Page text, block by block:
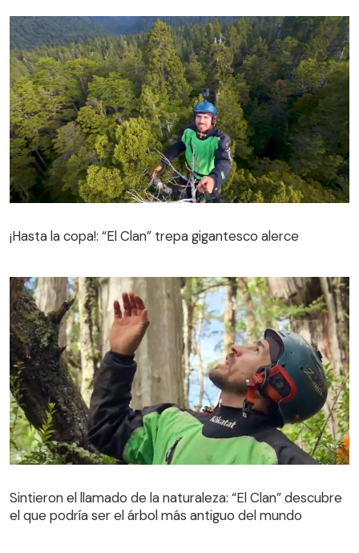
¡Hasta la copa!: “El Clan” trepa gigantesco alerce
el que podría ser el árbol más antiguo del mundo
Sintieron el llamado de la naturaleza: “El Clan” descubre
el que podría ser el árbol más antiguo del mundo